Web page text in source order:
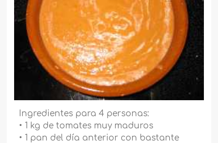
Ingredientes para 4 personas:
• 1 kg de tomates muy maduros
• 1 pan del día anterior con bastante